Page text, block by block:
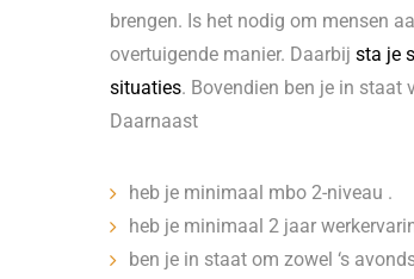
brengen. Is het nodig om mensen
overtuigende manier. Daarbij sta je
situaties. Bovendien ben je in staat
Daarnaast
heb je minimaal mbo 2-niveau .
heb je minimaal 2 jaar
ben je in staat om zowel ‘s